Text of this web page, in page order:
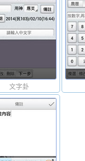
文字卦